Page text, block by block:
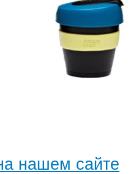
нашем сайте